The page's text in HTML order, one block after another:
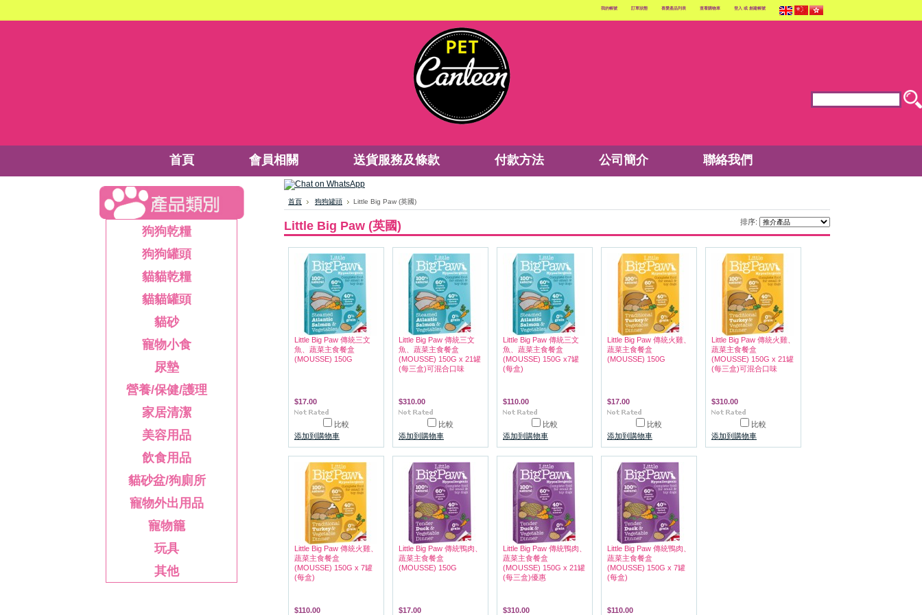
我的帳號 訂單狀態 喜愛產品列表 查看購物車 登入 或 創建帳號
首頁 會員相關 送貨服務及條款 付款方法 公司簡介 聯絡我們
狗狗乾糧
狗狗罐頭
貓貓乾糧
貓貓罐頭
貓砂
寵物小食
尿墊
營養/保健/護理
家居清潔
美容用品
飲食用品
貓砂盆/狗廁所
寵物外出用品
寵物籠
玩具
其他
首頁 狗狗罐頭 Little Big Paw (英國)
排序:
Little Big Paw (英國)
Little Big Paw 傳統三文
魚、蔬菜主食餐盒
(MOUSSE) 150G
$17.00
比較
添加到購物車
Little Big Paw 傳統三文
魚、蔬菜主食餐盒
(MOUSSE) 150G x 21罐
(每三盒)可混合口味
$310.00
比較
添加到購物車
Little Big Paw 傳統三文
魚、蔬菜主食餐盒
(MOUSSE) 150G x7罐
(每盒)
$110.00
比較
添加到購物車
Little Big Paw 傳統火雞、
蔬菜主食餐盒
(MOUSSE) 150G
$17.00
比較
添加到購物車
Little Big Paw 傳統火雞、
蔬菜主食餐盒
(MOUSSE) 150G x 21罐
(每三盒)可混合口味
$310.00
比較
添加到購物車
Little Big Paw 傳統火雞、
蔬菜主食餐盒
(MOUSSE) 150G x 7罐
(每盒)
$110.00
Little Big Paw 傳統鴨肉、
蔬菜主食餐盒
(MOUSSE) 150G
$17.00
Little Big Paw 傳統鴨肉、
蔬菜主食餐盒
(MOUSSE) 150G x 21罐
(每三盒)優惠
$310.00
Little Big Paw 傳統鴨肉、
蔬菜主食餐盒
(MOUSSE) 150G x 7罐
(每盒)
$110.00